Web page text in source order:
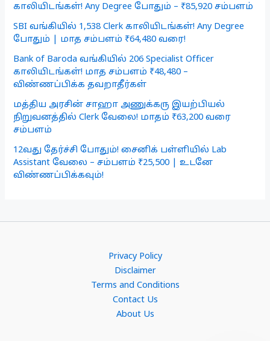
காலியிடங்கள்! Any Degree போதும் – ₹85,920 சம்பளம்
SBI வங்கியில் 1,538 Clerk காலியிடங்கள்! Any Degree
போதும் | மாத சம்பளம் ₹64,480 வரை!
Bank of Baroda வங்கியில் 206 Specialist Officer
காலியிடங்கள்! மாத சம்பளம் ₹48,480 –
விண்ணப்பிக்க தவறாதீர்கள்
மத்திய அரசின் சாஹா அணுக்கரு இயற்பியல்
நிறுவனத்தில் Clerk வேலை! மாதம் ₹63,200 வரை
சம்பளம்
12வது தேர்ச்சி போதும்! சைனிக் பள்ளியில் Lab
Assistant வேலை – சம்பளம் ₹25,500 | உடனே
விண்ணப்பிக்கவும்!
Privacy Policy
Disclaimer
Terms and Conditions
Contact Us
About Us